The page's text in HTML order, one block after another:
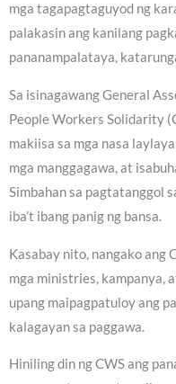
mga tagapagtaguyod ng
palakasin ang kanilang
pananampalataya,
Sa isinagawang General
People Workers Solidarity
makiisa sa mga nasa
mga manggagawa, at
Simbahan sa pagtatanggol
iba’t ibang panig ng bansa.
Kasabay nito, nangako ang
mga ministries, kampanya,
upang maipagpatuloy ang
kalagayan sa paggawa.
Hiniling din ng CWS ang